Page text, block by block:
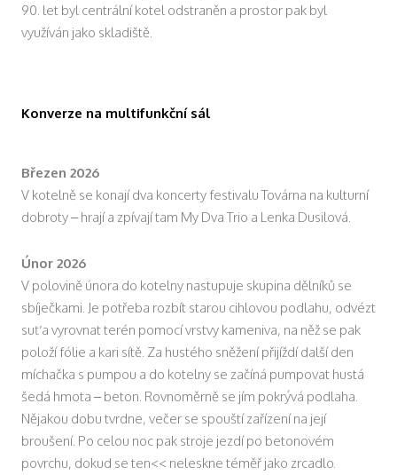
90. let byl centrální kotel odstraněn a prostor pak byl
využíván jako skladiště.
Konverze na multifunkční sál
Březen 2026
V kotelně se konají dva koncerty festivalu Továrna na kulturní
dobroty – hrají a zpívají tam My Dva Trio a Lenka Dusilová.
Únor 2026
V polovině února do kotelny nastupuje skupina dělníků se
sbíječkami. Je potřeba rozbít starou cihlovou podlahu, odvézt
suť a vyrovnat terén pomocí vrstvy kameniva, na něž se pak
položí fólie a kari sítě. Za hustého sněžení přijíždí další den
míchačka s pumpou a do kotelny se začíná pumpovat hustá
šedá hmota – beton. Rovnoměrně se jím pokrývá podlaha.
Nějakou dobu tvrdne, večer se spouští zařízení na její
broušení. Po celou noc pak stroje jezdí po betonovém
povrchu, dokud se ten<< neleskne téměř jako zrcadlo.